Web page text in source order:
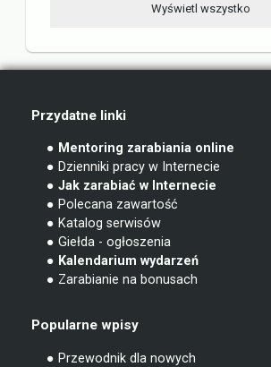
Wyświetl wszystko
Przydatne linki
● Mentoring zarabiania online
● Dzienniki pracy w Internecie
● Jak zarabiać w Internecie
● Polecana zawartość
● Katalog serwisów
● Giełda - ogłoszenia
● Kalendarium wydarzeń
● Zarabianie na bonusach
Popularne wpisy
● Przewodnik dla nowych